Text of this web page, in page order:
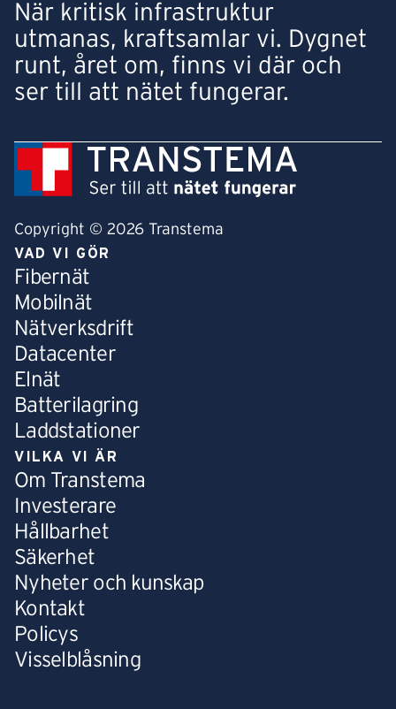
När kritisk infrastruktur
utmanas, kraftsamlar vi. Dygnet
runt, året om, finns vi där och
ser till att nätet fungerar.
Copyright © 2026 Transtema
VAD VI GÖR
Fibernät
Mobilnät
Nätverksdrift
Datacenter
Elnät
Batterilagring
Laddstationer
VILKA VI ÄR
Om Transtema
Investerare
Hållbarhet
Säkerhet
Nyheter och kunskap
Kontakt
Policys
Visselblåsning